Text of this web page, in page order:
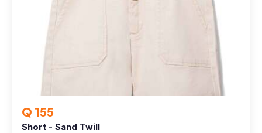
Q 155
Short - Sand Twill